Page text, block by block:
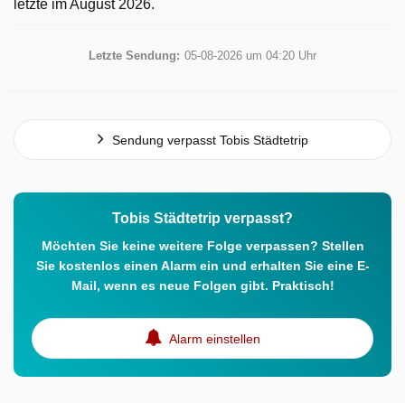
letzte im August 2026.
Letzte Sendung: 05-08-2026 um 04:20 Uhr
Sendung verpasst Tobis Städtetrip
Tobis Städtetrip verpasst?
Möchten Sie keine weitere Folge verpassen? Stellen
Sie kostenlos einen Alarm ein und erhalten Sie eine E-
Mail, wenn es neue Folgen gibt. Praktisch!
Alarm einstellen